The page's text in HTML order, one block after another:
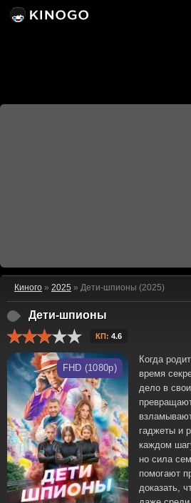
Киного » 2025 » Дети-шпионы (2025)
Дети-шпионы
КП: 4.6
FHD (1080p)
Когда
время
дело в
гаджеты и
каждом
но сила
помогают
доказать,